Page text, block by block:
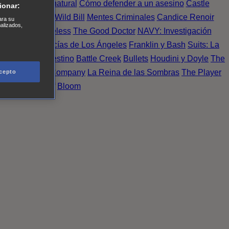
Sobrenatural Cómo defender a un asesino Castle
de Noche Wild Bill Mentes Criminales Candice Renoir
crimen Timeless The Good Doctor NAVY: Investigación
Finest. Policías de Los Ángeles Franklin y Bash Suits: La
Último Destino Battle Creek Bullets Houdini y Doyle The
X Company La Reina de las Sombras The Player
Bloom
su